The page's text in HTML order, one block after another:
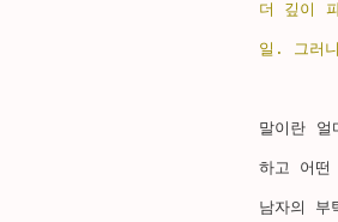
더 깊이
일. 그러
말이란
하고 어떤
남자의